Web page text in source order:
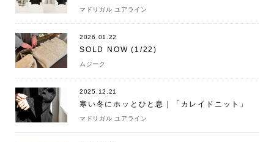
マドリガル ユアライン
2026.01.22
SOLD NOW (1/22)
ムジーク
2025.12.21
寒い冬にホッとひと息｜「カレイドニット」
マドリガル ユアライン